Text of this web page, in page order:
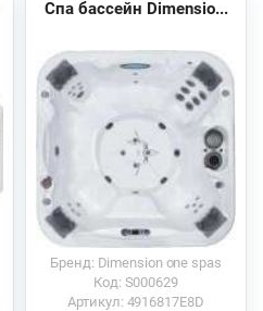
Спа бассейн Dimensio...
Бренд: Dimension one spas
Код: S000629
Артикул: 4916817E8D